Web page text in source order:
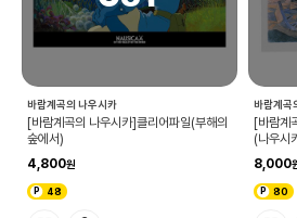
바람계곡의 나우시카
[바람계곡의 나우시카]클리어파일(부해의
숲에서)
4,800
48
바람계곡
[바람계
(나우시
8,000
80